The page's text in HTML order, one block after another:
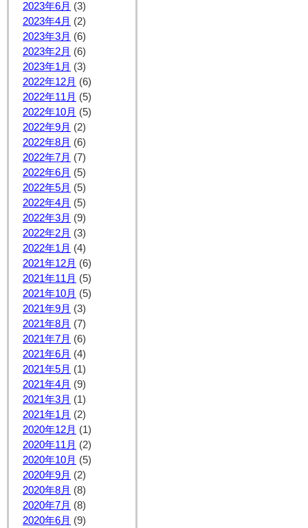
2023年6月 (3)
2023年4月 (2)
2023年3月 (6)
2023年2月 (6)
2023年1月 (3)
2022年12月 (6)
2022年11月 (5)
2022年10月 (5)
2022年9月 (2)
2022年8月 (6)
2022年7月 (7)
2022年6月 (5)
2022年5月 (5)
2022年4月 (5)
2022年3月 (9)
2022年2月 (3)
2022年1月 (4)
2021年12月 (6)
2021年11月 (5)
2021年10月 (5)
2021年9月 (3)
2021年8月 (7)
2021年7月 (6)
2021年6月 (4)
2021年5月 (1)
2021年4月 (9)
2021年3月 (1)
2021年1月 (2)
2020年12月 (1)
2020年11月 (2)
2020年10月 (5)
2020年9月 (2)
2020年8月 (8)
2020年7月 (8)
2020年6月 (9)